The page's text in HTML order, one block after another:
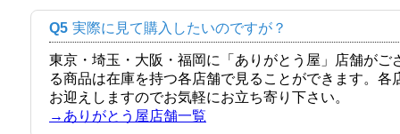
Q5 実際に見て購入したいのですが？
東京・埼玉・大阪・福岡に「ありがとう屋」店舗が
る商品は在庫を持つ各店舗で見ることができます。
お迎えしますのでお気軽にお立ち寄り下さい。
→ありがとう屋店舗一覧